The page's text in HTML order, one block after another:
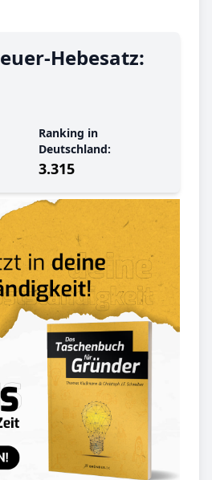
Hebe­satz:
Ranking in
Deutschland:
3.315